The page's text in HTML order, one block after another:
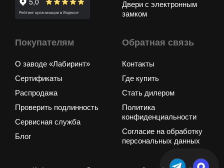
Двери с электронным
замком
Покупателям
О заводе «Лабиринт»
Сертификаты
Распродажа
Проверить подлинность
Сервисная служба
Блог
Обратная связь
Контакты
Где купить
Стать дилером
Политика
конфиденциальности
Согласие на обработку
персональных данных